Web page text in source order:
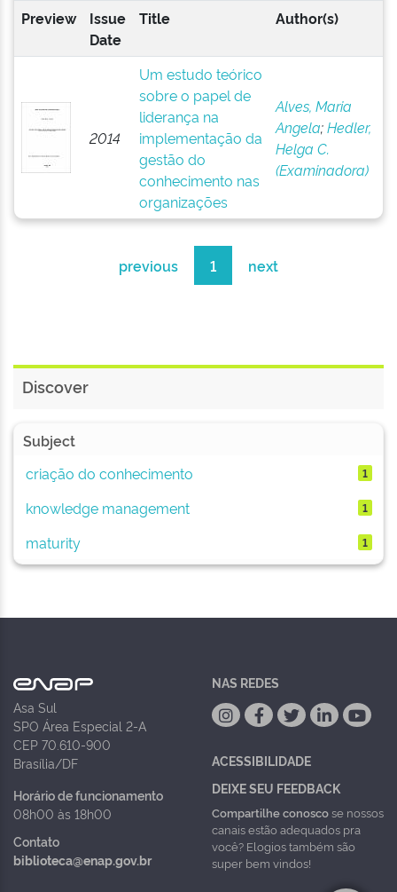
Preview
Issue
Date
Title Author(s)
2014
Um estudo teórico
sobre o papel de
liderança na
implementação da
gestão do
conhecimento nas
organizações
Alves, Maria
Angela;Hedler,
Helga C.
(Examinadora)
previous 1 next
Discover
Subject
criação do conhecimento
1
knowledge management 1
maturity 1
Asa Sul
SPO Área Especial 2-A
CEP 70.610-900
Brasília/DF
Horário de funcionamento
08h00 às 18h00
Contato
biblioteca@enap.gov.br
NAS REDES
ACESSIBILIDADE
DEIXE SEU FEEDBACK
Compartilhe conoscose nossos
canais estão adequados pra
você? Elogios também são
super bem vindos!